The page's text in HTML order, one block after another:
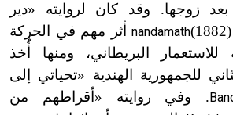
زوجها. وقد كان لروايته «دير
(1882)
nandamath أثر مهم في الحركة
للاستعمار البريطاني، ومنها أُخذ
للجمهورية الهندية «تحياتي إلى
. وفي روايته «أقراطهم من